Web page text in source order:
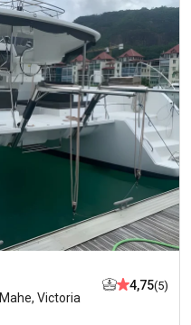
Mahe, Victoria
4,75(5)